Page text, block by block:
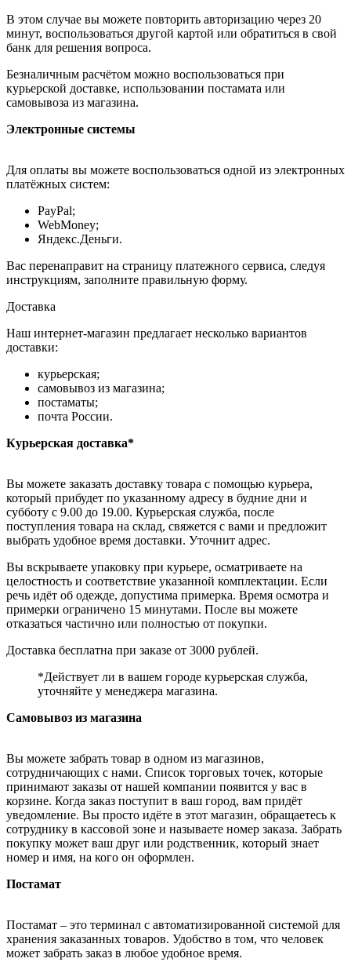
В этом случае вы можете повторить авторизацию через 20
минут, воспользоваться другой картой или обратиться в свой
банк для решения вопроса.
Безналичным расчётом можно воспользоваться при
курьерской доставке, использовании постамата или
самовывоза из магазина.
Электронные системы
Для оплаты вы можете воспользоваться одной из электронных
платёжных систем:
PayPal;
WebMoney;
Яндекс.Деньги.
Вас перенаправит на страницу платежного сервиса, следуя
инструкциям, заполните правильную форму.
Доставка
Наш интернет-магазин предлагает несколько вариантов
доставки:
курьерская;
самовывоз из магазина;
постаматы;
почта России.
Курьерская доставка*
Вы можете заказать доставку товара с помощью курьера,
который прибудет по указанному адресу в будние дни и
субботу с 9.00 до 19.00. Курьерская служба, после
поступления товара на склад, свяжется с вами и предложит
выбрать удобное время доставки. Уточнит адрес.
Вы вскрываете упаковку при курьере, осматриваете на
целостность и соответствие указанной комплектации. Если
речь идёт об одежде, допустима примерка. Время осмотра и
примерки ограничено 15 минутами. После вы можете
отказаться частично или полностью от покупки.
Доставка бесплатна при заказе от 3000 рублей.
*Действует ли в вашем городе курьерская служба,
уточняйте у менеджера магазина.
Самовывоз из магазина
Вы можете забрать товар в одном из магазинов,
сотрудничающих с нами. Список торговых точек, которые
принимают заказы от нашей компании появится у вас в
корзине. Когда заказ поступит в ваш город, вам придёт
уведомление. Вы просто идёте в этот магазин, обращаетесь к
сотруднику в кассовой зоне и называете номер заказа. Забрать
покупку может ваш друг или родственник, который знает
номер и имя, на кого он оформлен.
Постамат
Постамат – это терминал с автоматизированной системой для
хранения заказанных товаров. Удобство в том, что человек
может забрать заказ в любое удобное время.